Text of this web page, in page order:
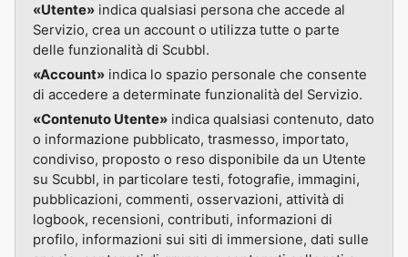
«Utente» indica qualsiasi persona che accede al
Servizio, crea un account o utilizza tutte o parte
delle funzionalità di Scubbl.
«Account» indica lo spazio personale che consente
di accedere a determinate funzionalità del Servizio.
«Contenuto Utente» indica qualsiasi contenuto, dato
o informazione pubblicato, trasmesso, importato,
condiviso, proposto o reso disponibile da un Utente
su Scubbl, in particolare testi, fotografie, immagini,
pubblicazioni, commenti, osservazioni, attività di
logbook, recensioni, contributi, informazioni di
profilo, informazioni sui siti di immersione, dati sulle